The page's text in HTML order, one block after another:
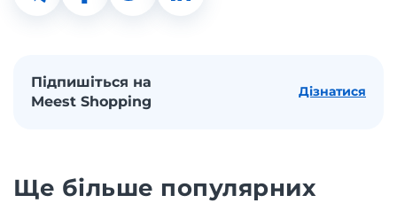
Підпишіться на
Meest Shopping
Дізнатися
Ще більше популярних